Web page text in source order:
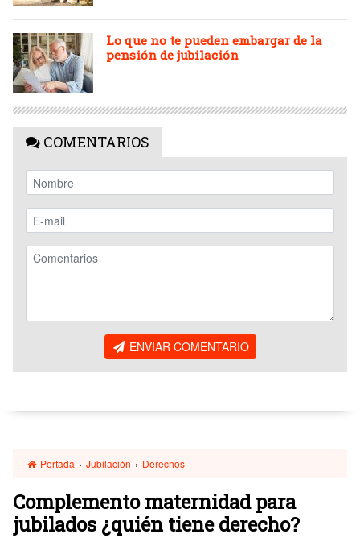
Lo que no te pueden embargar de la
pensión de jubilación
COMENTARIOS
ENVIAR COMENTARIO
Portada › Jubilación › Derechos
Complemento maternidad para
jubilados ¿quién tiene derecho?